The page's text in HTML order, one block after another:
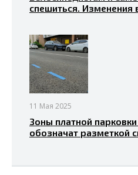
спешиться. Изменения
11 Мая 2025
Зоны платной
обозначат разметкой